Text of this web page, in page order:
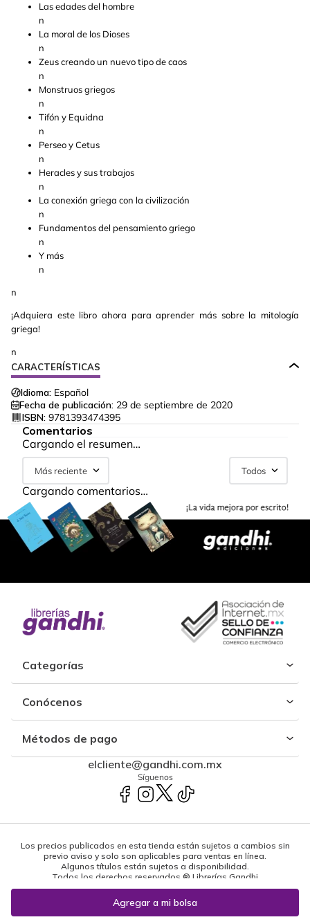
Las edades del hombre
n
La moral de los Dioses
n
Zeus creando un nuevo tipo de caos
n
Monstruos griegos
n
Tifón y Equidna
n
Perseo y Cetus
n
Heracles y sus trabajos
n
La conexión griega con la civilización
n
Fundamentos del pensamiento griego
n
Y más
n
n
¡Adquiera este libro ahora para aprender más sobre la mitología
griega!
n
CARACTERÍSTICAS
Idioma: Español
Fecha de publicación: 29 de septiembre de 2020
ISBN: 9781393474395
Comentarios
Cargando el resumen…
Más reciente Todos
Cargando comentarios…
Categorías
Conócenos
Métodos de pago
elcliente@gandhi.com.mx
Síguenos
Los precios publicados en esta tienda están sujetos a cambios sin
previo aviso y solo son aplicables para ventas en línea.
Algunos títulos están sujetos a disponibilidad.
Todos los derechos reservados ® Librerías Gandhi